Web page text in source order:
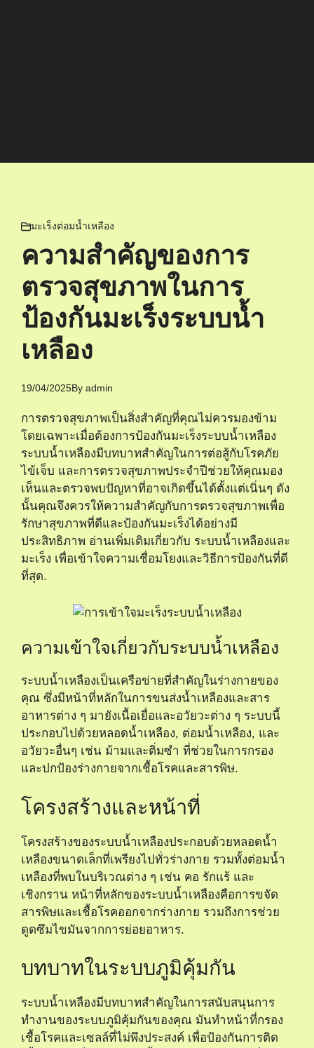
มะเร็งต่อมน้ำเหลือง
ความสำคัญของการ
ตรวจสุขภาพในการ
ป้องกันมะเร็งระบบน้ำ
เหลือง
19/04/2025By admin
การตรวจสุขภาพเป็นสิ่งสำคัญที่คุณไม่ควรมองข้าม
โดยเฉพาะเมื่อต้องการป้องกันมะเร็งระบบน้ำเหลือง
ระบบน้ำเหลืองมีบทบาทสำคัญในการต่อสู้กับโรคภัย
ไข้เจ็บ และการตรวจสุขภาพประจำปีช่วยให้คุณมอง
เห็นและตรวจพบปัญหาที่อาจเกิดขึ้นได้ตั้งแต่เนิ่นๆ ดัง
นั้นคุณจึงควรให้ความสำคัญกับการตรวจสุขภาพเพื่อ
รักษาสุขภาพที่ดีและป้องกันมะเร็งได้อย่างมี
ประสิทธิภาพ อ่านเพิ่มเติมเกี่ยวกับ ระบบน้ำเหลืองและ
มะเร็ง เพื่อเข้าใจความเชื่อมโยงและวิธีการป้องกันที่ดี
ที่สุด.
ความเข้าใจเกี่ยวกับระบบน้ำเหลือง
ระบบน้ำเหลืองเป็นเครือข่ายที่สำคัญในร่างกายของ
คุณ ซึ่งมีหน้าที่หลักในการขนส่งน้ำเหลืองและสาร
อาหารต่าง ๆ มายังเนื้อเยื่อและอวัยวะต่าง ๆ ระบบนี้
ประกอบไปด้วยหลอดน้ำเหลือง, ต่อมน้ำเหลือง, และ
อวัยวะอื่นๆ เช่น ม้ามและติ่มซำ ที่ช่วยในการกรอง
และปกป้องร่างกายจากเชื้อโรคและสารพิษ.
โครงสร้างและหน้าที่
โครงสร้างของระบบน้ำเหลืองประกอบด้วยหลอดน้ำ
เหลืองขนาดเล็กที่เพรียงไปทั่วร่างกาย รวมทั้งต่อมน้ำ
เหลืองที่พบในบริเวณต่าง ๆ เช่น คอ รักแร้ และ
เชิงกราน หน้าที่หลักของระบบน้ำเหลืองคือการขจัด
สารพิษและเชื้อโรคออกจากร่างกาย รวมถึงการช่วย
ดูดซึมไขมันจากการย่อยอาหาร.
บทบาทในระบบภูมิคุ้มกัน
ระบบน้ำเหลืองมีบทบาทสำคัญในการสนับสนุนการ
ทำงานของระบบภูมิคุ้มกันของคุณ มันทำหน้าที่กรอง
เชื้อโรคและเซลล์ที่ไม่พึงประสงค์ เพื่อป้องกันการติด